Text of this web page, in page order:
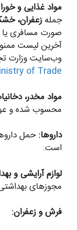
مواد غذایی و
جمله زعفران،
صورت مسافری
آخرین لیست
وب‌سایت وزارت
of Trade
مواد مخدر،
محسوب شده و
داروها: حمل
است.
لوازم آرایشی و
مجوزهای
فرش و زعفران: